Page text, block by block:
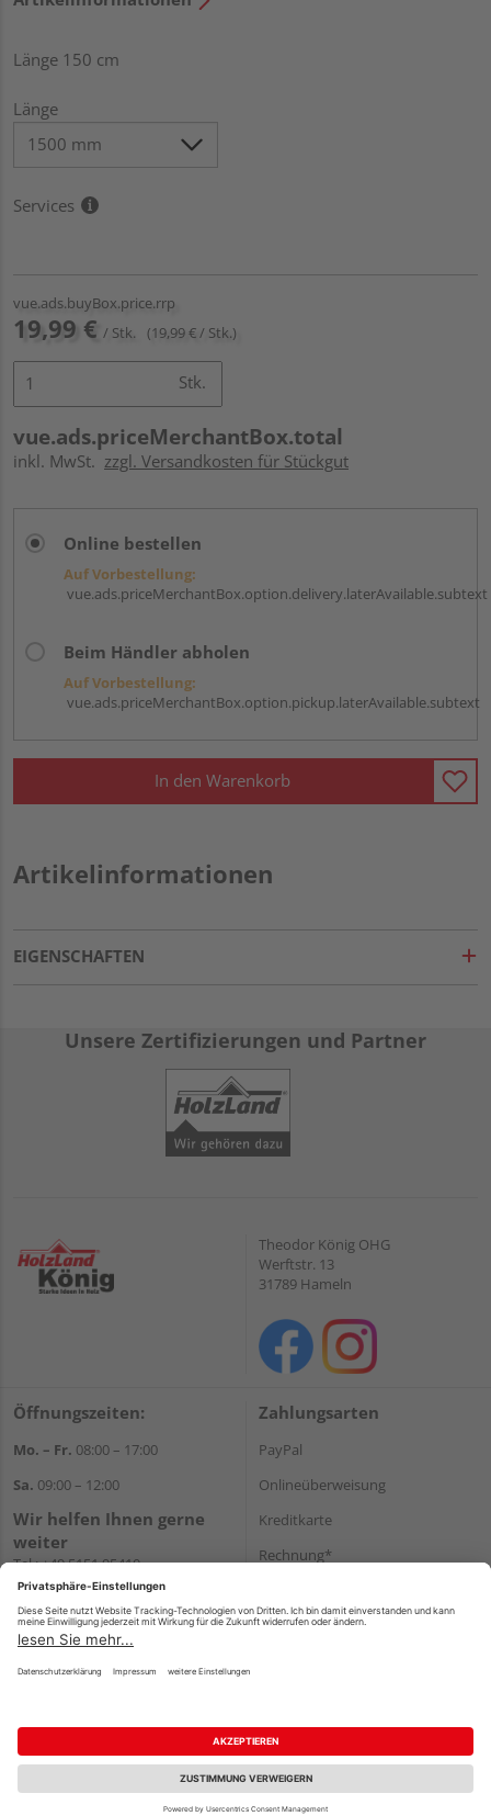
Länge 150 cm
Länge
Services
vue.ads.buyBox.price.rrp
19,99 € / Stk. (19,99 € / Stk.)
Stk.
vue.ads.priceMerchantBox.total
inkl. MwSt. zzgl. Versandkosten für Stückgut
Online bestellen
Auf Vorbestellung:
vue.ads.priceMerchantBox.option.delivery.laterAvailable.subtext
Beim Händler abholen
Auf Vorbestellung:
vue.ads.priceMerchantBox.option.pickup.laterAvailable.subtext
In den Warenkorb
Artikelinformationen
EIGENSCHAFTEN
Unsere Zertifizierungen und Partner
Theodor König OHG
Werftstr. 13
31789 Hameln
Öffnungszeiten:
Mo. – Fr. 08:00 – 17:00
Sa. 09:00 – 12:00
Wir helfen Ihnen gerne
weiter
Tel.:+49 5151 95410
E-Mail:shop@holzland-koenig.de
Zahlungsarten
PayPal
Onlineüberweisung
Kreditkarte
Rechnung*
Versand
Impressum AGB Widerruf
Datenschutz
Reservierungsbedingungen
Vertrag widerrufen